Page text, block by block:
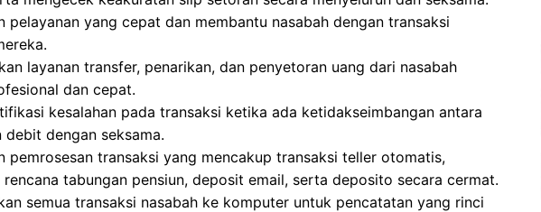
pelayanan yang cepat dan membantu nasabah dengan transaksi
layanan transfer, penarikan, dan penyetoran uang dari nasabah
dan cepat.
kesalahan pada transaksi ketika ada ketidakseimbangan antara
debit dengan seksama.
pemrosesan transaksi yang mencakup transaksi teller otomatis,
tabungan pensiun, deposit email, serta deposito secara cermat.
semua transaksi nasabah ke komputer untuk pencatatan yang rinci